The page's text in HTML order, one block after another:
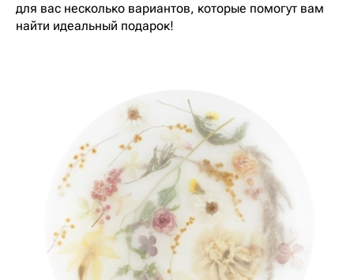
для вас несколько вариантов, которые помогут вам
найти идеальный подарок!